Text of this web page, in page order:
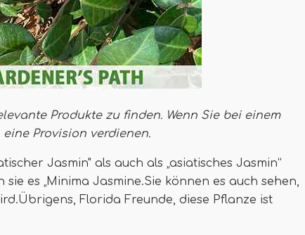
Produkte zu finden. Wenn Sie bei einem
eine Provision verdienen.
Jasmin" als auch als „asiatisches Jasmin“
es „Minima Jasmine.Sie können es auch sehen,
Florida Freunde, diese Pflanze ist